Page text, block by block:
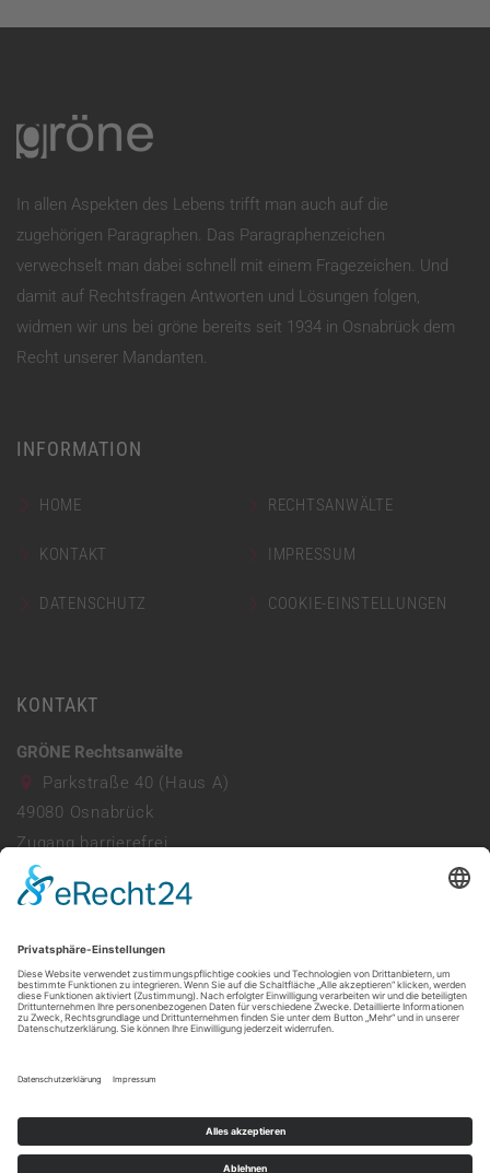
In allen Aspekten des Lebens trifft man auch auf die
zugehörigen Paragraphen. Das Paragraphenzeichen
verwechselt man dabei schnell mit einem Fragezeichen. Und
damit auf Rechtsfragen Antworten und Lösungen folgen,
widmen wir uns bei gröne bereits seit 1934 in Osnabrück dem
Recht unserer Mandanten.
INFORMATION
HOME RECHTSANWÄLTE
KONTAKT IMPRESSUM
DATENSCHUTZ COOKIE-EINSTELLUNGEN
KONTAKT
GRÖNE Rechtsanwälte
Parkstraße 40 (Haus A)
49080 Osnabrück
Zugang barrierefrei
Parkhaus vorhanden
Mo - Do: 08:00 - 13:00 & 14:00 - 17:30
Freitag: 08:00 - 13:30